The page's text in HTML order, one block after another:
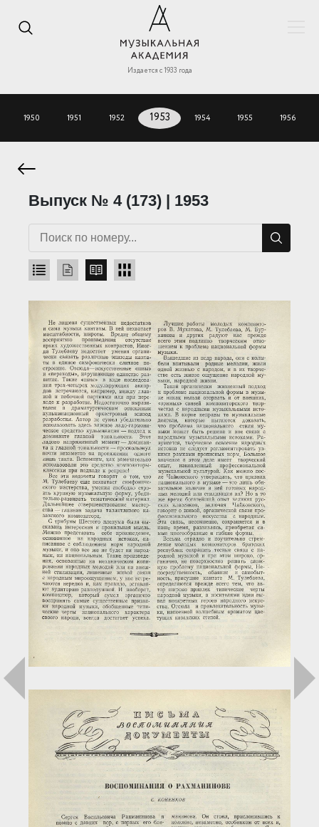
Издается с 1933 года
1950 1951 1952 1953 1954 1955 1956
Выпуск № 4 (173) | 1953
Загрузка...